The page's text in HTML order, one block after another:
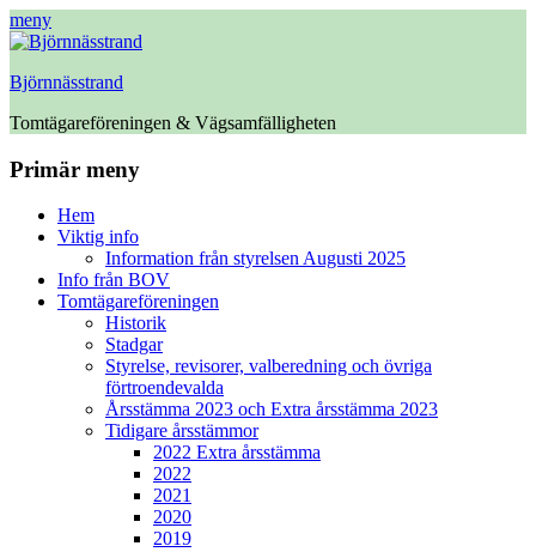
meny
Björnnässtrand
Tomtägareföreningen & Vägsamfälligheten
Facebook
Primär meny
HoppaHem
Viktig info
Information från styrelsen Augusti 2025
Info från BOV
Tomtägareföreningen
Historik
Stadgar
Styrelse, revisorer, valberedning och övriga
förtroendevalda
Årsstämma 2023 och Extra årsstämma 2023
Tidigare årsstämmor
2022 Extra årsstämma
2022
2021
2020
2019